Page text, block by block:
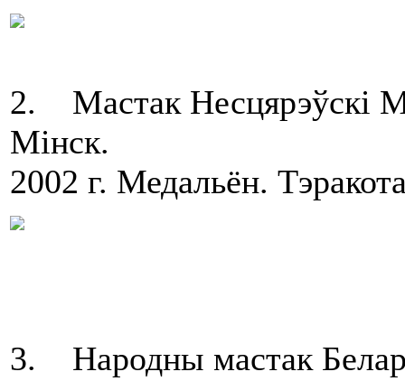
2. Мастак Несцярэўскі
Мінск.
2002 г. Медальён.
3. Народны мастак